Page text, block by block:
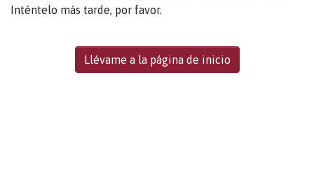
Inténtelo más tarde, por favor.
Llévame a la página de inicio